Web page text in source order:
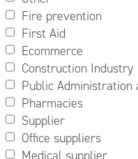
Fire prevention
First Aid
Ecommerce
Construction Industry
Public Administration
Pharmacies
Supplier
Office suppliers
Medical supplier